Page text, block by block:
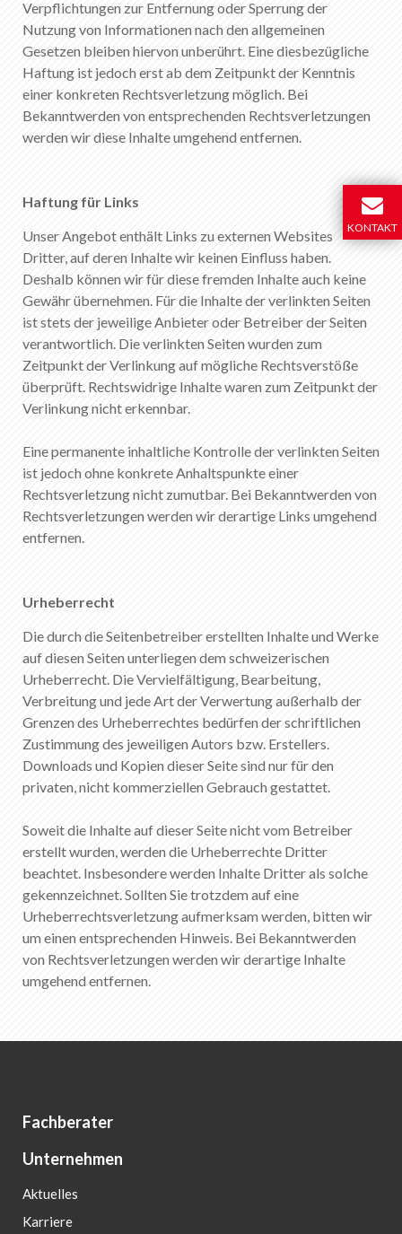
Verpflichtungen zur Entfernung oder Sperrung der
Nutzung von Informationen nach den allgemeinen
Gesetzen bleiben hiervon unberührt. Eine diesbezügliche
Haftung ist jedoch erst ab dem Zeitpunkt der Kenntnis
einer konkreten Rechtsverletzung möglich. Bei
Bekanntwerden von entsprechenden Rechtsverletzungen
werden wir diese Inhalte umgehend entfernen.
Haftung für Links
Unser Angebot enthält Links zu externen Websites
Dritter, auf deren Inhalte wir keinen Einfluss haben.
Deshalb können wir für diese fremden Inhalte auch keine
Gewähr übernehmen. Für die Inhalte der verlinkten Seiten
ist stets der jeweilige Anbieter oder Betreiber der Seiten
verantwortlich. Die verlinkten Seiten wurden zum
Zeitpunkt der Verlinkung auf mögliche Rechtsverstöße
überprüft. Rechtswidrige Inhalte waren zum Zeitpunkt der
Verlinkung nicht erkennbar.
Eine permanente inhaltliche Kontrolle der verlinkten Seiten
ist jedoch ohne konkrete Anhaltspunkte einer
Rechtsverletzung nicht zumutbar. Bei Bekanntwerden von
Rechtsverletzungen werden wir derartige Links umgehend
entfernen.
Urheberrecht
Die durch die Seitenbetreiber erstellten Inhalte und Werke
auf diesen Seiten unterliegen dem schweizerischen
Urheberrecht. Die Vervielfältigung, Bearbeitung,
Verbreitung und jede Art der Verwertung außerhalb der
Grenzen des Urheberrechtes bedürfen der schriftlichen
Zustimmung des jeweiligen Autors bzw. Erstellers.
Downloads und Kopien dieser Seite sind nur für den
privaten, nicht kommerziellen Gebrauch gestattet.
Soweit die Inhalte auf dieser Seite nicht vom Betreiber
erstellt wurden, werden die Urheberrechte Dritter
beachtet. Insbesondere werden Inhalte Dritter als solche
gekennzeichnet. Sollten Sie trotzdem auf eine
Urheberrechtsverletzung aufmerksam werden, bitten wir
um einen entsprechenden Hinweis. Bei Bekanntwerden
von Rechtsverletzungen werden wir derartige Inhalte
umgehend entfernen.
Fachberater
Unternehmen
Aktuelles
Karriere
KONTAKT